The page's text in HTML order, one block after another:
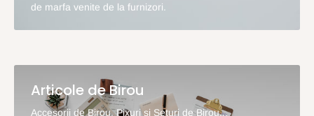
de marfa venite de la furnizori.
Articole de Birou
Accesorii de Birou, Pixuri si Seturi de Birou...